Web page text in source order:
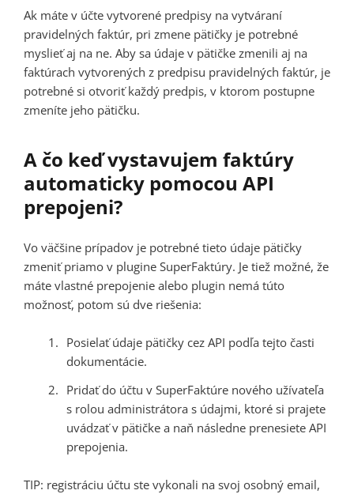
Ak máte v účte vytvorené predpisy na vytváraní
pravidelných faktúr, pri zmene pätičky je potrebné
myslieť aj na ne. Aby sa údaje v pätičke zmenili aj na
faktúrach vytvorených z predpisu pravidelných faktúr, je
potrebné si otvoriť každý predpis, v ktorom postupne
zmeníte jeho pätičku.
A čo keď vystavujem faktúry
automaticky pomocou API
prepojeni?
Vo väčšine prípadov je potrebné tieto údaje pätičky
zmeniť priamo v plugine SuperFaktúry. Je tiež možné, že
máte vlastné prepojenie alebo plugin nemá túto
možnosť, potom sú dve riešenia:
Posielať údaje pätičky cez API podľa tejto časti
dokumentácie.
Pridať do účtu v SuperFaktúre nového užívateľa
s rolou administrátora s údajmi, ktoré si prajete
uvádzať v pätičke a naň následne prenesiete API
prepojenia.
TIP: registráciu účtu ste vykonali na svoj osobný email,